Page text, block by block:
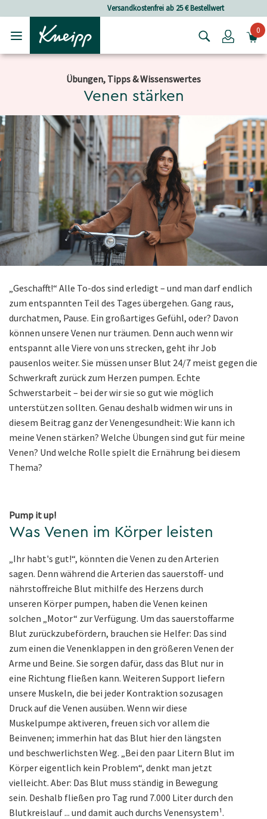
Versandkostenfrei ab 25 € Bestellwert
Login0
Übungen, Tipps & Wissenswertes
Venen stärken
„Geschafft!“ Alle To-dos sind erledigt – und man darf endlich
zum entspannten Teil des Tages übergehen. Gang raus,
durchatmen, Pause. Ein großartiges Gefühl, oder? Davon
können unsere Venen nur träumen. Denn auch wenn wir
entspannt alle Viere von uns strecken, geht ihr Job
pausenlos weiter. Sie müssen unser Blut 24/7 meist gegen die
Schwerkraft zurück zum Herzen pumpen. Echte
Schwerstarbeit – bei der wir sie so gut wie möglich
unterstützen sollten. Genau deshalb widmen wir uns in
diesem Beitrag ganz der Venengesundheit: Wie kann ich
meine Venen stärken? Welche Übungen sind gut für meine
Venen? Und welche Rolle spielt die Ernährung bei diesem
Thema?
Pump it up!
Was Venen im Körper leisten
„Ihr habt's gut!“, könnten die Venen zu den Arterien
sagen. Denn während die Arterien das sauerstoff- und
nährstoffreiche Blut mithilfe des Herzens durch
unseren Körper pumpen, haben die Venen keinen
solchen „Motor“ zur Verfügung. Um das sauerstoffarme
Blut zurückzubefördern, brauchen sie Helfer: Das sind
zum einen die Venenklappen in den größeren Venen der
Arme und Beine. Sie sorgen dafür, dass das Blut nur in
eine Richtung fließen kann. Weiteren Support liefern
unsere Muskeln, die bei jeder Kontraktion sozusagen
Druck auf die Venen ausüben. Wenn wir diese
Muskelpumpe aktiveren, freuen sich vor allem die
Beinvenen; immerhin hat das Blut hier den längsten
und beschwerlichsten Weg. „Bei den paar Litern Blut im
Körper eigentlich kein Problem“, denkt man jetzt
vielleicht. Aber: Das Blut muss ständig in Bewegung
sein. Deshalb fließen pro Tag rund 7.000 Liter durch den
Blutkreislauf ... und damit auch durchs Venensystem¹.